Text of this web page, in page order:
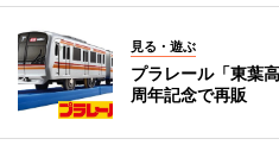
見る・遊ぶ
プラレール「東
周年記念で再販